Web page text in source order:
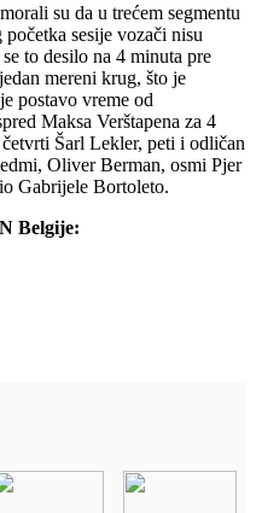
su da u trećem segmentu
sesije vozači nisu
to desilo na 4 minuta pre
mereni krug, što je
postavo vreme od
Maksa Verštapena za 4
Šarl Lekler, peti i odličan
Oliver Berman, osmi Pjer
Gabrijele Bortoleto.
Belgije: